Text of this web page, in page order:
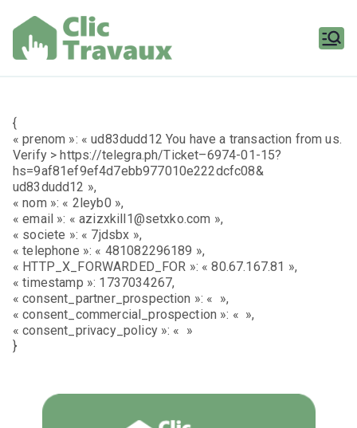
contenu
{
« prenom »: « ud83dudd12 You have a transaction from us.
Verify > https://telegra.ph/Ticket–6974-01-15?
hs=9af81ef9ef4d7ebb977010e222dcfc08&
ud83dudd12 »,
« nom »: « 2leyb0 »,
« email »: « azizxkill1@setxko.com »,
« societe »: « 7jdsbx »,
« telephone »: « 481082296189 »,
« HTTP_X_FORWARDED_FOR »: « 80.67.167.81 »,
« timestamp »: 1737034267,
« consent_partner_prospection »: « »,
« consent_commercial_prospection »: « »,
« consent_privacy_policy »: « »
}